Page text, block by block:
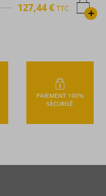
+
131,35 €TTC
PAIEMENT 100%
SÉCURISÉ